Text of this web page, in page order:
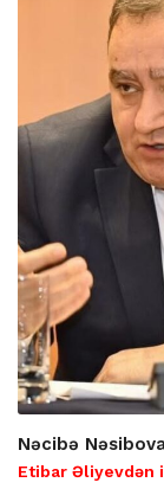
Nəcibə
Etibar Əliyevdən